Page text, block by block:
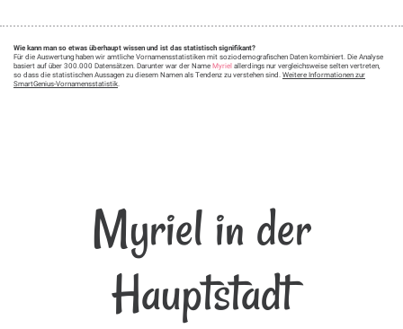
Wie kann man so etwas überhaupt wissen und ist das statistisch signifikant?
Für die Auswertung haben wir amtliche Vornamensstatistiken mit soziodemografischen Daten kombiniert. Die Analyse
basiert auf über 300.000 Datensätzen. Darunter war der Name Myriel allerdings nur vergleichsweise selten vertreten,
so dass die statistischen Aussagen zu diesem Namen als Tendenz zu verstehen sind. Weitere Informationen zur
SmartGenius-Vornamensstatistik.
Myriel in der
Hauptstadt